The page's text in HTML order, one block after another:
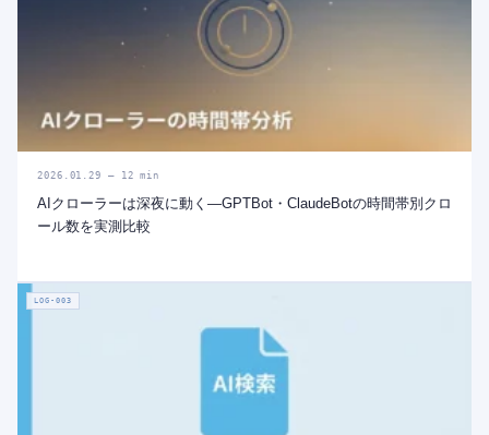
2026.01.29 — 12 min
AIクローラーは深夜に動く—GPTBot・ClaudeBotの時間帯別クロ
ール数を実測比較
LOG-003